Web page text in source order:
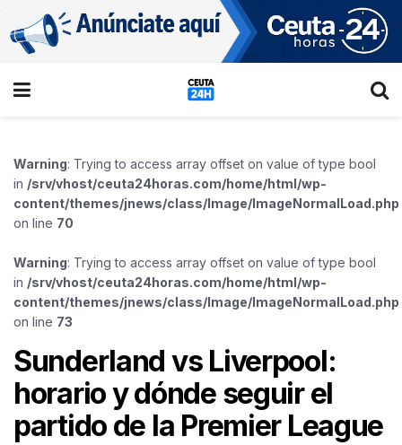
Warning: Trying to access array offset on value of type bool
in /srv/vhost/ceuta24horas.com/home/html/wp-
content/themes/jnews/class/Image/ImageNormalLoad.php
on line 70
Warning: Trying to access array offset on value of type bool
in /srv/vhost/ceuta24horas.com/home/html/wp-
content/themes/jnews/class/Image/ImageNormalLoad.php
on line 73
Sunderland vs Liverpool:
horario y dónde seguir el
partido de la Premier League